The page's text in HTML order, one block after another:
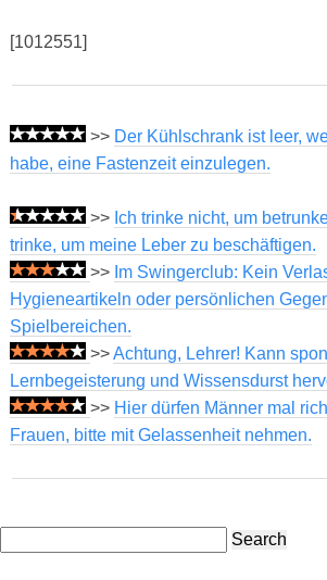
[1012551]
>> Der Kühlschrank ist leer,
habe, eine Fastenzeit einzulegen.
>> Ich trinke nicht, um
trinke, um meine Leber zu beschäftigen.
>> Im Swingerclub: Kein
Hygieneartikeln oder persönlichen
Spielbereichen.
>>Achtung, Lehrer! Kann
Lernbegeisterung und Wissensdurst
>> Hier dürfen Männer mal
Frauen, bitte mit Gelassenheit nehmen.
Search